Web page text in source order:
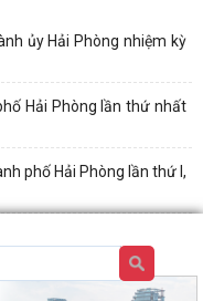
ủy Hải Phòng nhiệm kỳ
Hải Phòng lần thứ nhất
phố Hải Phòng lần thứ I,